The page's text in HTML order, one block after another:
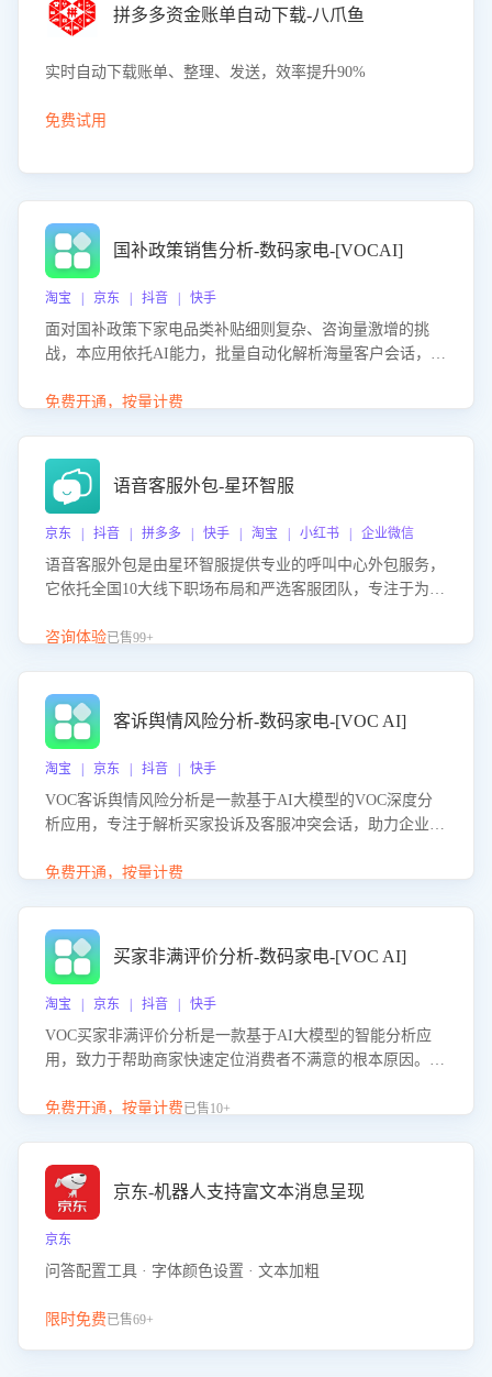
拼多多资金账单自动下载-八爪鱼
实时自动下载账单、整理、发送，效率提升90%
免费试用
国补政策销售分析-数码家电-[VOCAI]
淘宝 | 京东 | 抖音 | 快手
面对国补政策下家电品类补贴细则复杂、咨询量激增的挑
战，本应用依托AI能力，批量自动化解析海量客户会话，精
购买意向，深度洞察决策动因。同时全面评估客服团队政策
度、客服转化能力及销售业绩。
免费开通，按量计费
语音客服外包-星环智服
京东 | 抖音 | 拼多多 | 快手 | 淘宝 | 小红书 | 企业微信
语音客服外包是由星环智服提供专业的呼叫中心外包服务，
它依托全国10大线下职场布局和严选客服团队，专注于为企
客服团队和智能工具提升语音客服服务效率和质量，帮助企
咨询体验已售99+
客诉舆情风险分析-数码家电-[VOC AI]
淘宝 | 京东 | 抖音 | 快手
VOC客诉舆情风险分析是一款基于AI大模型的VOC深度分
析应用，专注于解析买家投诉及客服冲突会话，助力企业精
别客户情绪、归因争议根源，并客观评估客服应对合理性与
能力，阻断差评扩散，维护品牌声誉，实现客户满意度的持
续提升。
免费开通，按量计费
买家非满评价分析-数码家电-[VOC AI]
淘宝 | 京东 | 抖音 | 快手
VOC买家非满评价分析是一款基于AI大模型的智能分析应
用，致力于帮助商家快速定位消费者不满意的根本原因。该
客服原因或其它部门原因，明确责任归属，提供可落地的改
改，有效提升客户满意度和店铺整体服务质量。
免费开通，按量计费已售10+
京东-机器人支持富文本消息呈现
京东
问答配置工具 · 字体颜色设置 · 文本加粗
限时免费已售69+